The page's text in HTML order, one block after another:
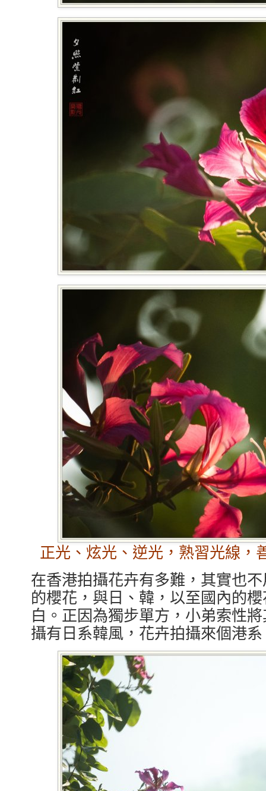
正光、炫光、逆光，熟習光線，
在香港拍攝花卉有多難，其實也
的櫻花，與日、韓，以至國內的
白。正因為獨步單方，小弟索性
攝有日系韓風，花卉拍攝來個港